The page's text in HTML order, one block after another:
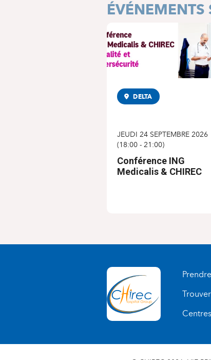
ÉVÉNEMENTS
DELTA
JEUDI 24 SEPTEMBRE 2026
(18:00 -21:00)
Conférence ING
Medicalis & CHIREC